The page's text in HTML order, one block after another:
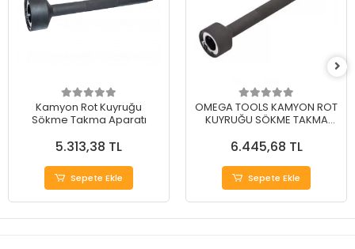
Kamyon Rot Kuyruğu
Sökme Takma Aparatı
5.313,38 TL
Sepete Ekle
OMEGA TOOLS KAMYON ROT
KUYRUĞU SÖKME TAKMA
6.445,68 TL
Sepete Ekle